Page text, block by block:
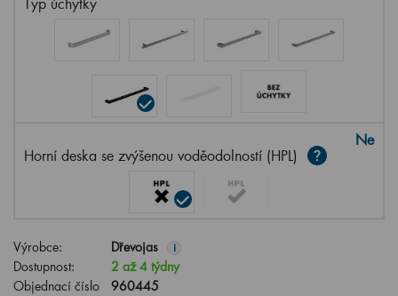
Horní deska se zvýšenou voděodolností (HPL)
Ne
Výrobce: Dřevojas i
Dostupnost:
2 až 4 týdny
Objednací číslo
960445